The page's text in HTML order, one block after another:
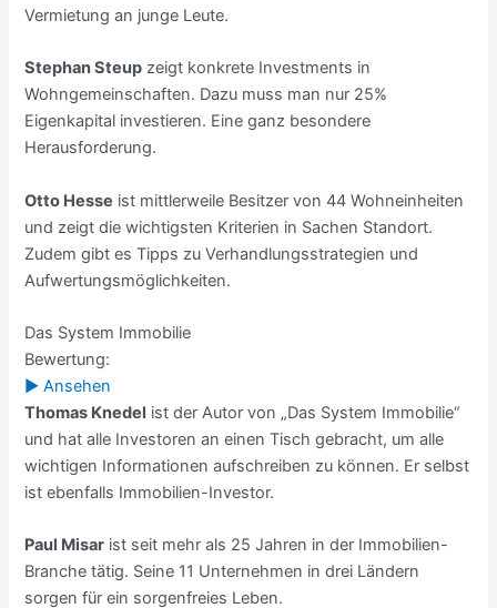
Vermietung an junge Leute.
Stephan Steup zeigt konkrete Investments in
Wohngemeinschaften. Dazu muss man nur 25%
Eigenkapital investieren. Eine ganz besondere
Herausforderung.
Otto Hesse ist mittlerweile Besitzer von 44 Wohneinheiten
und zeigt die wichtigsten Kriterien in Sachen Standort.
Zudem gibt es Tipps zu Verhandlungsstrategien und
Aufwertungsmöglichkeiten.
Das System Immobilie
Bewertung:
► Ansehen
Thomas Knedel ist der Autor von „Das System Immobilie“
und hat alle Investoren an einen Tisch gebracht, um alle
wichtigen Informationen aufschreiben zu können. Er selbst
ist ebenfalls Immobilien-Investor.
Paul Misar ist seit mehr als 25 Jahren in der Immobilien-
Branche tätig. Seine 11 Unternehmen in drei Ländern
sorgen für ein sorgenfreies Leben.